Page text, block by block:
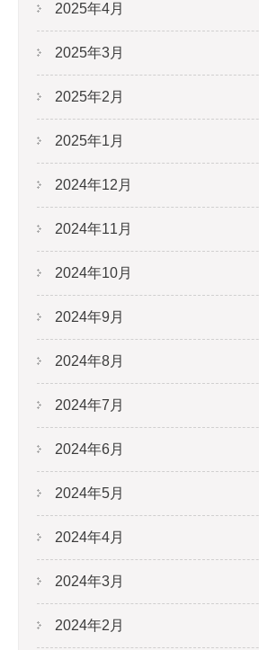
2025年4月
2025年3月
2025年2月
2025年1月
2024年12月
2024年11月
2024年10月
2024年9月
2024年8月
2024年7月
2024年6月
2024年5月
2024年4月
2024年3月
2024年2月